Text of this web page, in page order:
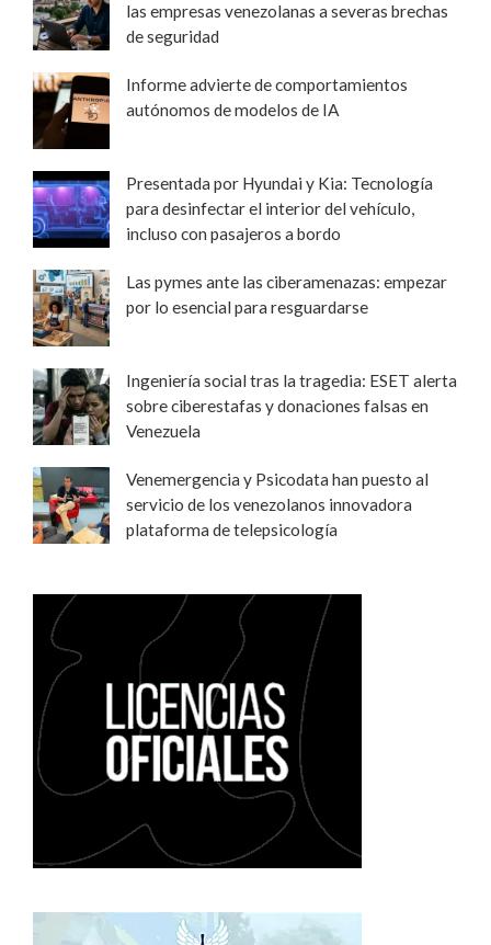
las empresas venezolanas a severas brechas
de seguridad
Informe advierte de comportamientos
autónomos de modelos de IA
Presentada por Hyundai y Kia: Tecnología
para desinfectar el interior del vehículo,
incluso con pasajeros a bordo
Las pymes ante las ciberamenazas: empezar
por lo esencial para resguardarse
Ingeniería social tras la tragedia: ESET alerta
sobre ciberestafas y donaciones falsas en
Venezuela
Venemergencia y Psicodata han puesto al
servicio de los venezolanos innovadora
plataforma de telepsicología